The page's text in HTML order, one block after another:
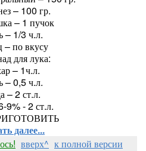
– 100 гр.
– 1 пучок
– 1/3 ч.л.
– по вкусу
для лука:
– 1ч.л.
– 0,5 ч.л.
– 2 ст.л.
9% - 2 ст.л.
далее...
вверх^ к полной версии